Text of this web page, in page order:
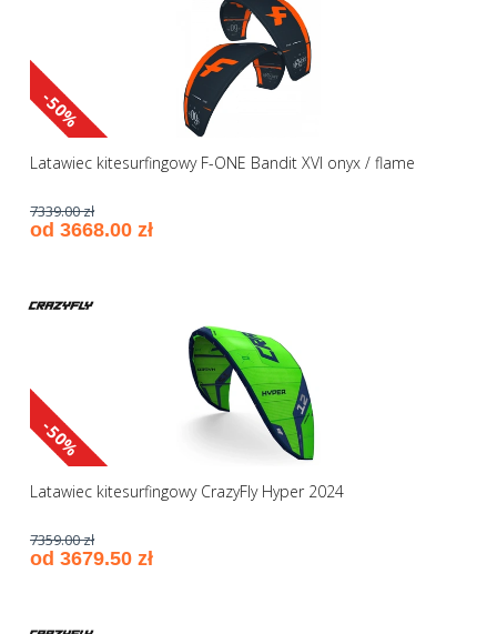
-50%
Latawiec kitesurfingowy F-ONE Bandit XVI onyx / flame
7339.00 zł
od 3668.00 zł
-50%
Latawiec kitesurfingowy CrazyFly Hyper 2024
7359.00 zł
od 3679.50 zł